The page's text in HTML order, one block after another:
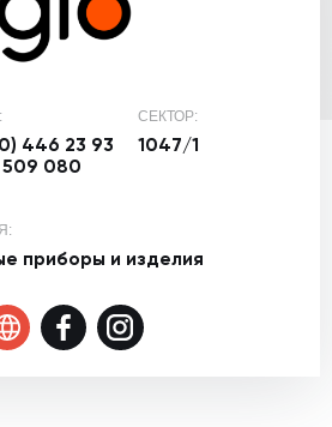
446 23 93
080
СЕКТОР:
1047/1
приборы и изделия